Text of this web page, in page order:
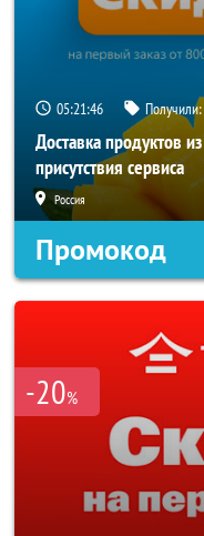
05:21:45 Получили:
Доставка продуктов
присутствия сервиса
Россия
Промокод
-20%